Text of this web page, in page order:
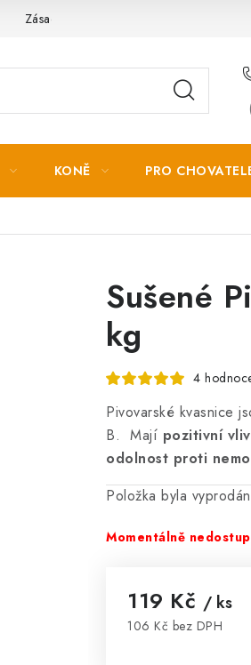
Zásady zpracování osobních údajů
KONĚ PRO
Sušené
kg
4
Pivovarské kvasnice
B. Mají pozitivní
odolnost proti
Položka byla
Momentálně
119 Kč / ks
106 Kč bez DPH